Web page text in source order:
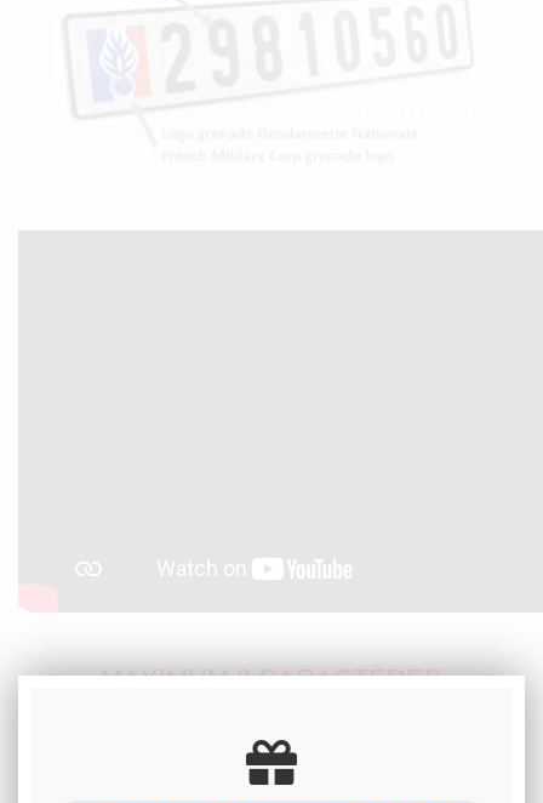
MAXIMUM 8 CARACTÈRES
UN TIRET OU UN ESPACE
COMPTENT COMME UN DEMI